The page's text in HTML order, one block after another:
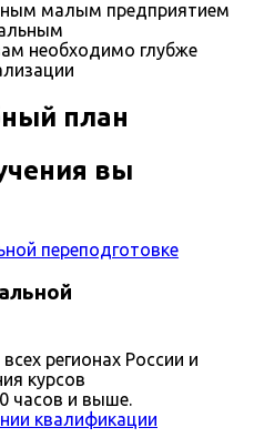
малым предприятием
необходимо глубже
план
вы
регионах России и
курсов
часов и выше.